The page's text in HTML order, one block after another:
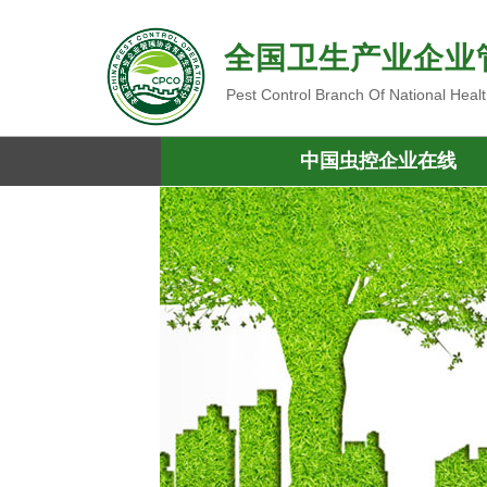
全国卫生产业企
Pest Control Branch Of National
中国虫控企业在线